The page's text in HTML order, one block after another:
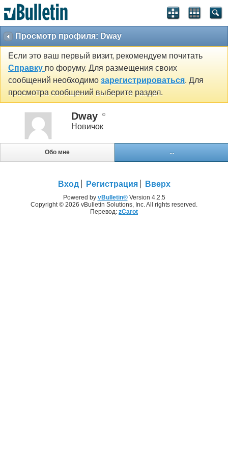
Просмотр профиля: Dway
Если это ваш первый визит, рекомендуем почитать
Справку по форуму. Для размещения своих
сообщений необходимо зарегистрироваться. Для
просмотра сообщений выберите раздел.
Dway
Новичок
Обо мне ...
Вход Регистрация Вверх
Powered by vBulletin®Version 4.2.5
Copyright © 2026 vBulletin Solutions, Inc. All rights reserved.
Перевод: zCarot